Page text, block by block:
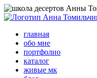
главная
обо мне
портфолио
каталог
живые мк